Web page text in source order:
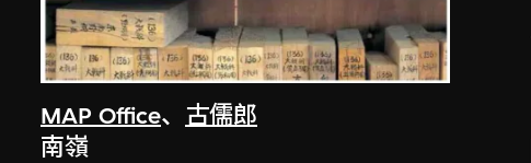
MAP Office、 古儒郎
南嶺